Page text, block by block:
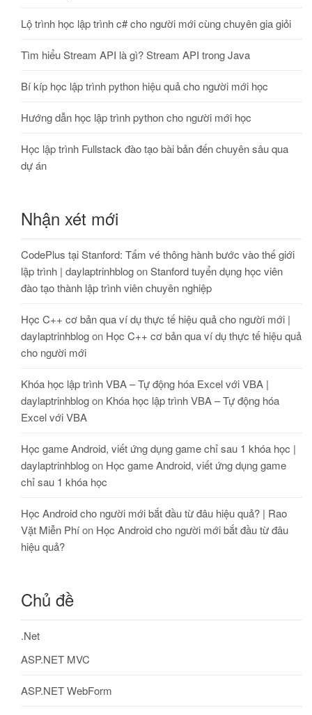
Lộ trình học lập trình c# cho người mới cùng chuyên gia giỏi
Tìm hiểu Stream API là gì? Stream API trong Java
Bí kíp học lập trình python hiệu quả cho người mới học
Hướng dẫn học lập trình python cho người mới học
Học lập trình Fullstack đào tạo bài bản đến chuyên sâu qua
dự án
Nhận xét mới
CodePlus tại Stanford: Tấm vé thông hành bước vào thế giới
lập trình | daylaptrinhblogonStanford tuyển dụng học viên
đào tạo thành lập trình viên chuyên nghiệp
Học C++ cơ bản qua ví dụ thực tế hiệu quả cho người mới |
daylaptrinhblogon Học C++ cơ bản qua ví dụ thực tế hiệu quả
cho người mới
Khóa học lập trình VBA – Tự động hóa Excel với VBA |
daylaptrinhblogon Khóa học lập trình VBA – Tự động hóa
Excel với VBA
Học game Android, viết ứng dụng game chỉ sau 1 khóa học |
daylaptrinhblogon Học game Android, viết ứng dụng game
chỉ sau 1 khóa học
Học Android cho người mới bắt đầu từ đâu hiệu quả? | Rao
Vặt Miễn Phíon Học Android cho người mới bắt đầu từ đâu
hiệu quả?
Chủ đề
.Net
ASP.NET MVC
ASP.NET WebForm